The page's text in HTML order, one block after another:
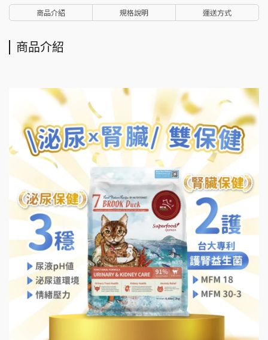
商品介紹 規格說明 運送方式
商品介紹